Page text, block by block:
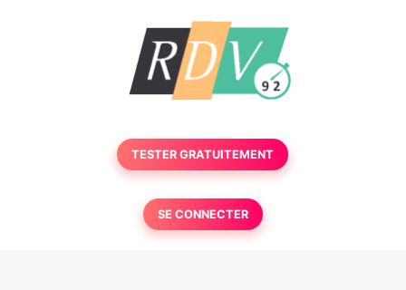
TESTER GRATUITEMENT
SE CONNECTER